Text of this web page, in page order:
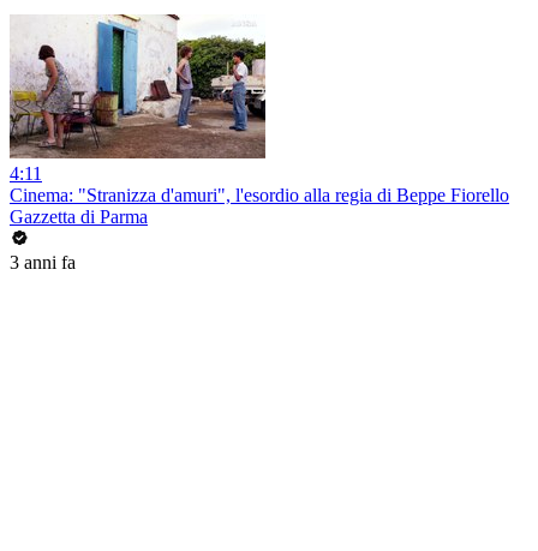
4:11
Cinema: "Stranizza d'amuri", l'esordio alla regia di Beppe Fiorello
Gazzetta di Parma
3 anni fa